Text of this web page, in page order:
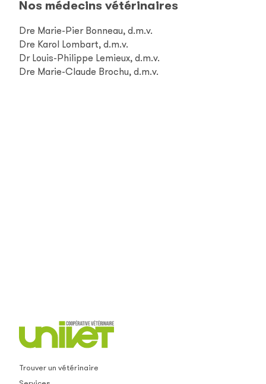
Nos médecins vétérinaires
Dre Marie-Pier Bonneau, d.m.v.
Dre Karol Lombart, d.m.v.
Dr Louis-Philippe Lemieux, d.m.v.
Dre Marie-Claude Brochu, d.m.v.
Trouver un vétérinaire